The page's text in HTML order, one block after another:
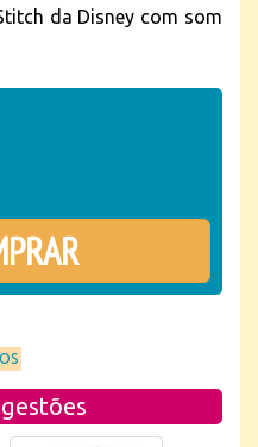
da Disney com som